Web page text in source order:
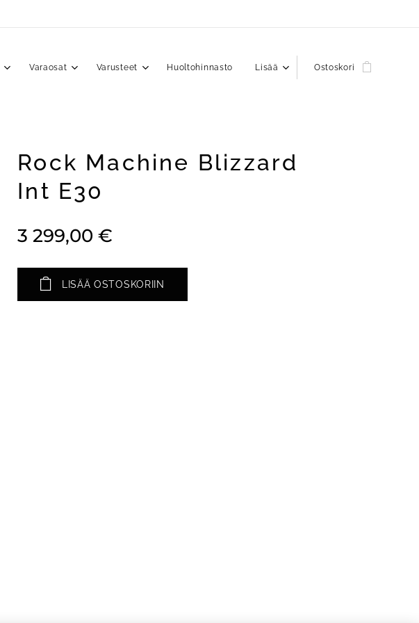
Varaosat Varusteet Huoltohinnasto Lisää Ostoskori
Rock Machine Blizzard
Int E30
3 299,00 €
LISÄÄ OSTOSKORIIN